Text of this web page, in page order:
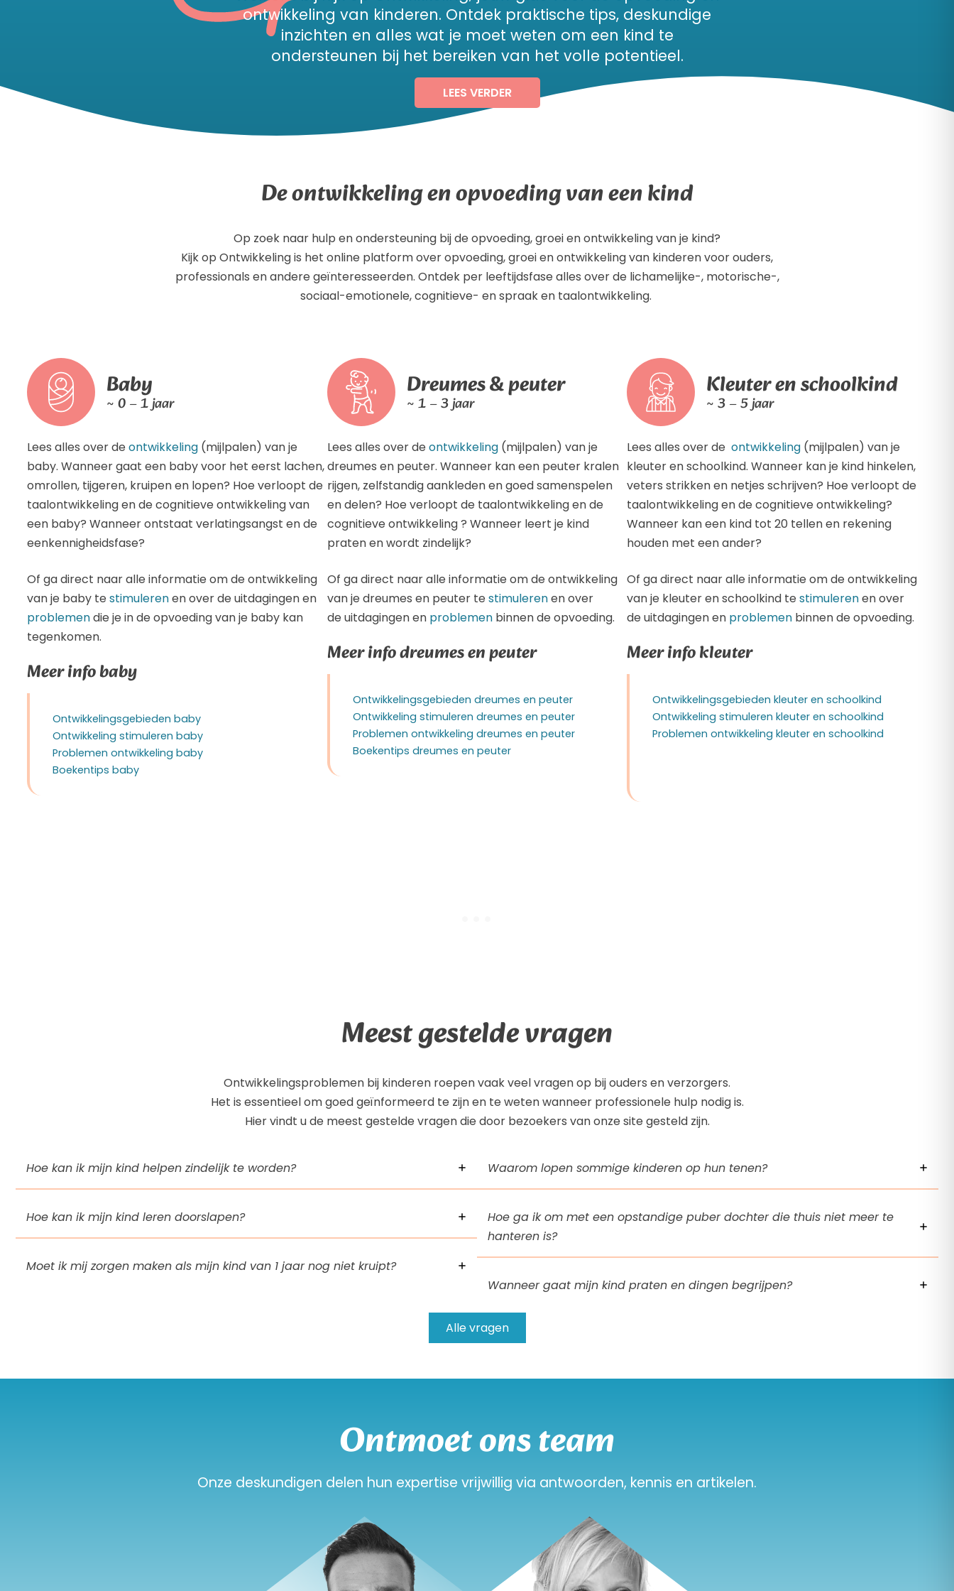
ontwikkeling van kinderen. Ontdek praktische tips, deskundige
inzichten en alles wat je moet weten om een kind te
ondersteunen bij het bereiken van het volle potentieel.
LEES VERDER
De ontwikkeling en opvoeding van een kind
Op zoek naar hulp en ondersteuning bij de opvoeding, groei en ontwikkeling van je kind?
Kijk op Ontwikkeling is het online platform over opvoeding, groei en ontwikkeling van kinderen voor ouders,
professionals en andere geïnteresseerden. Ontdek per leeftijdsfase alles over de lichamelijke-, motorische-,
sociaal-emotionele, cognitieve- en spraak en taalontwikkeling.
Baby
~ 0 – 1 jaar
Lees alles over de ontwikkeling (mijlpalen) van je
baby. Wanneer gaat een baby voor het eerst lachen,
omrollen, tijgeren, kruipen en lopen? Hoe verloopt de
taalontwikkeling en de cognitieve ontwikkeling van
een baby? Wanneer ontstaat verlatingsangst en de
eenkennigheidsfase?
Of ga direct naar alle informatie om de ontwikkeling
van je baby te stimulerenen over de uitdagingen en
problemendie je in de opvoeding van je baby kan
tegenkomen.
Meer info baby
Ontwikkelingsgebieden baby
Ontwikkeling stimuleren baby
Problemen ontwikkeling baby
Boekentips baby
Dreumes & peuter
~ 1 – 3 jaar
Lees alles over de ontwikkeling(mijlpalen) van je
dreumes en peuter. Wanneer kan een peuter kralen
rijgen, zelfstandig aankleden en goed samenspelen
en delen? Hoe verloopt de taalontwikkeling en de
cognitieve ontwikkeling ? Wanneer leert je kind
praten en wordt zindelijk?
Of ga direct naar alle informatie om de ontwikkeling
van je dreumes en peuter te stimulerenen over
de uitdagingen en problemenbinnen de opvoeding.
Meer info dreumes en peuter
Ontwikkelingsgebieden dreumes en peuter
Ontwikkeling stimuleren dreumes en peuter
Problemen ontwikkeling dreumes en peuter
Boekentips dreumes en peuter
Kleuter en schoolkind
~ 3 – 5 jaar
Lees alles over de ontwikkeling (mijlpalen) van je
kleuter en schoolkind. Wanneer kan je kind hinkelen,
veters strikken en netjes schrijven? Hoe verloopt de
taalontwikkeling en de cognitieve ontwikkeling?
Wanneer kan een kind tot 20 tellen en rekening
houden met een ander?
Of ga direct naar alle informatie om de ontwikkeling
van je kleuter en schoolkind testimulerenen over
de uitdagingen en problemen binnen de opvoeding.
Meer info kleuter
Ontwikkelingsgebieden kleuter en schoolkind
Ontwikkeling stimuleren kleuter en schoolkind
Problemen ontwikkeling kleuter en schoolkind
Meest gestelde vragen
Ontwikkelingsproblemen bij kinderen roepen vaak veel vragen op bij ouders en verzorgers.
Het is essentieel om goed geïnformeerd te zijn en te weten wanneer professionele hulp nodig is.
Hier vindt u de meest gestelde vragen die door bezoekers van onze site gesteld zijn.
Hoe kan ik mijn kind helpen zindelijk te worden?
Hoe kan ik mijn kind leren doorslapen?
Moet ik mij zorgen maken als mijn kind van 1 jaar nog niet kruipt?
Waarom lopen sommige kinderen op hun tenen?
Hoe ga ik om met een opstandige puber dochter die thuis niet meer te
hanteren is?
Wanneer gaat mijn kind praten en dingen begrijpen?
Alle vragen
Ontmoet ons team
Onze deskundigen delen hun expertise vrijwillig via antwoorden, kennis en artikelen.